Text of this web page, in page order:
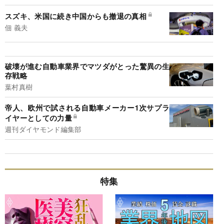
スズキ、米国に続き中国からも撤退の真相
佃 義夫
破壊が進む自動車業界でマツダがとった驚異の生
存戦略
葉村真樹
帝人、欧州で試される自動車メーカー1次サプラ
イヤーとしての力量
週刊ダイヤモンド編集部
特集